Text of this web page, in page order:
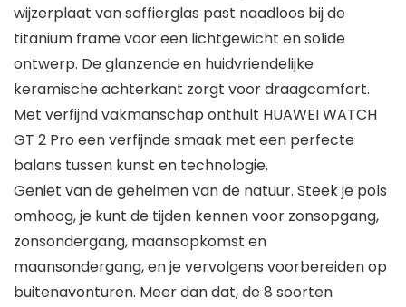
wijzerplaat van saffierglas past naadloos bij de
titanium frame voor een lichtgewicht en solide
ontwerp. De glanzende en huidvriendelijke
keramische achterkant zorgt voor draagcomfort.
Met verfijnd vakmanschap onthult HUAWEI WATCH
GT 2 Pro een verfijnde smaak met een perfecte
balans tussen kunst en technologie.
Geniet van de geheimen van de natuur. Steek je pols
omhoog, je kunt de tijden kennen voor zonsopgang,
zonsondergang, maansopkomst en
maansondergang, en je vervolgens voorbereiden op
buitenavonturen. Meer dan dat, de 8 soorten